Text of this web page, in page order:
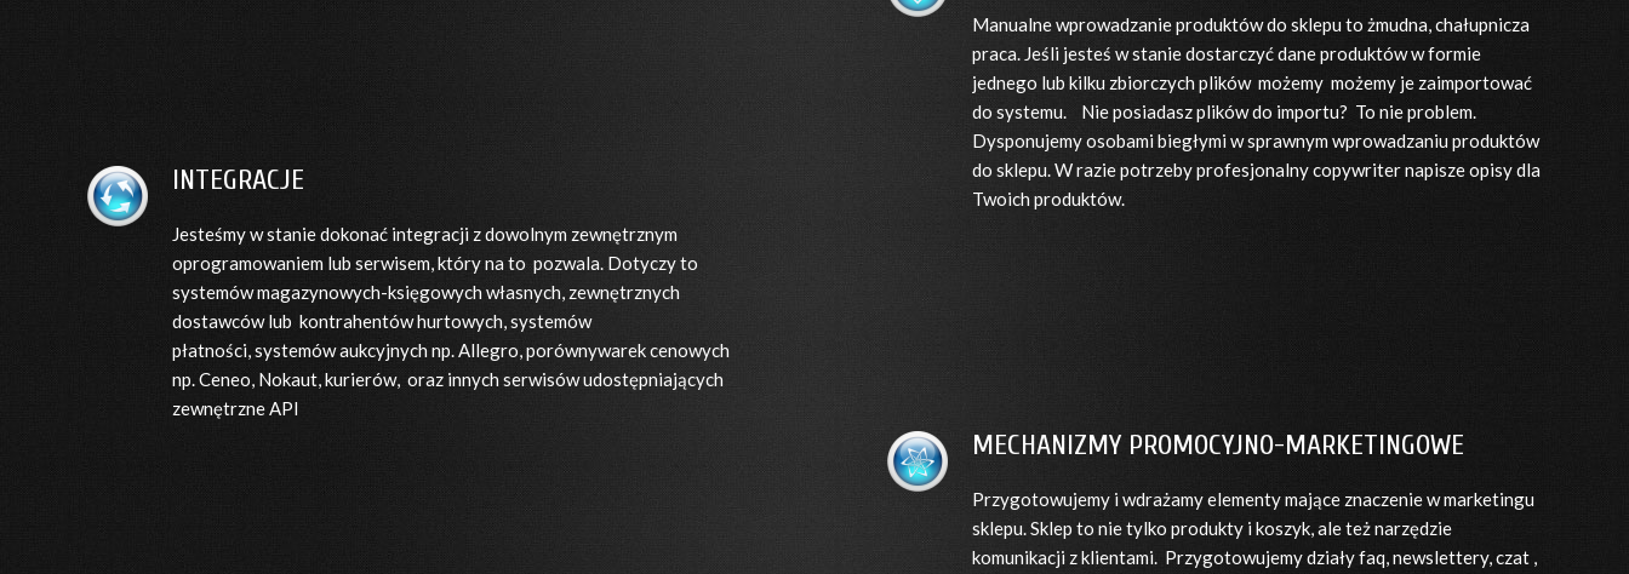
Manualne wprowadzanie produktów do sklepu to żmudna, chałupnicza
praca. Jeśli jesteś w stanie dostarczyć dane produktów w formie
jednego lub kilku zbiorczych plików możemy możemy je zaimportować
do systemu. Nie posiadasz plików do importu? To nie problem.
Dysponujemy osobami biegłymi w sprawnym wprowadzaniu produktów
do sklepu. W razie potrzeby profesjonalny copywriter napisze opisy dla
Twoich produktów.
INTEGRACJE
Jesteśmy w stanie dokonać integracji z dowolnym zewnętrznym
oprogramowaniem lub serwisem, który na to pozwala. Dotyczy to
systemów magazynowych-księgowych własnych, zewnętrznych
dostawców lub kontrahentów hurtowych, systemów
płatności, systemów aukcyjnych np. Allegro, porównywarek cenowych
np. Ceneo, Nokaut, kurierów, oraz innych serwisów udostępniających
zewnętrzne API
MECHANIZMY PROMOCYJNO-MARKETINGOWE
Przygotowujemy i wdrażamy elementy mające znaczenie w marketingu
sklepu. Sklep to nie tylko produkty i koszyk, ale też narzędzie
komunikacji z klientami. Przygotowujemy działy faq, newslettery, czat ,